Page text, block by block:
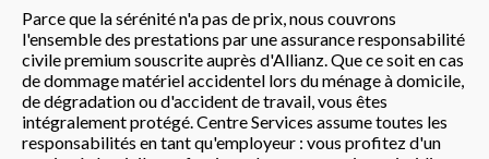
Parce que la sérénité n'a pas de prix, nous couvrons
l'ensemble des prestations par une assurance responsabilité
civile premium souscrite auprès d'Allianz. Que ce soit en cas
de dommage matériel accidentel lors du ménage à domicile,
de dégradation ou d'accident de travail, vous êtes
intégralement protégé. Centre Services assume toutes les
responsabilités en tant qu'employeur : vous profitez d'un